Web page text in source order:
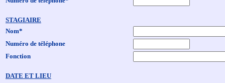
STAGIAIRE
Nom*
Numéro de téléphone
Fonction
DATE ET LIEU